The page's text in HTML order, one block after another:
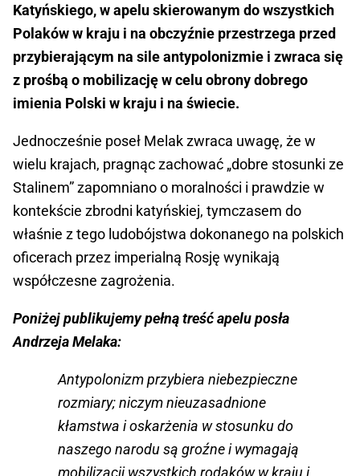
Katyńskiego, w apelu skierowanym do wszystkich
Polaków w kraju i na obczyźnie przestrzega przed
przybierającym na sile antypolonizmie i zwraca się
z prośbą o mobilizację w celu obrony dobrego
imienia Polski w kraju i na świecie.
Jednocześnie poseł Melak zwraca uwagę, że w
wielu krajach, pragnąc zachować „dobre stosunki ze
Stalinem” zapomniano o moralności i prawdzie w
kontekście zbrodni katyńskiej, tymczasem do
właśnie z tego ludobójstwa dokonanego na polskich
oficerach przez imperialną Rosję wynikają
współczesne zagrożenia.
Poniżej publikujemy pełną treść apelu posła
Andrzeja Melaka:
Antypolonizm przybiera niebezpieczne
rozmiary; niczym nieuzasadnione
kłamstwa i oskarżenia w stosunku do
naszego narodu są groźne i wymagają
mobilizacji wszystkich rodaków w kraju i